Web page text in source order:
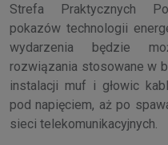
Strefa Praktycznych
pokazów technologii
wydarzenia będzie
rozwiązania stosowane w
instalacji muf i głowic
pod napięciem, aż po
sieci telekomunikacyjnych.